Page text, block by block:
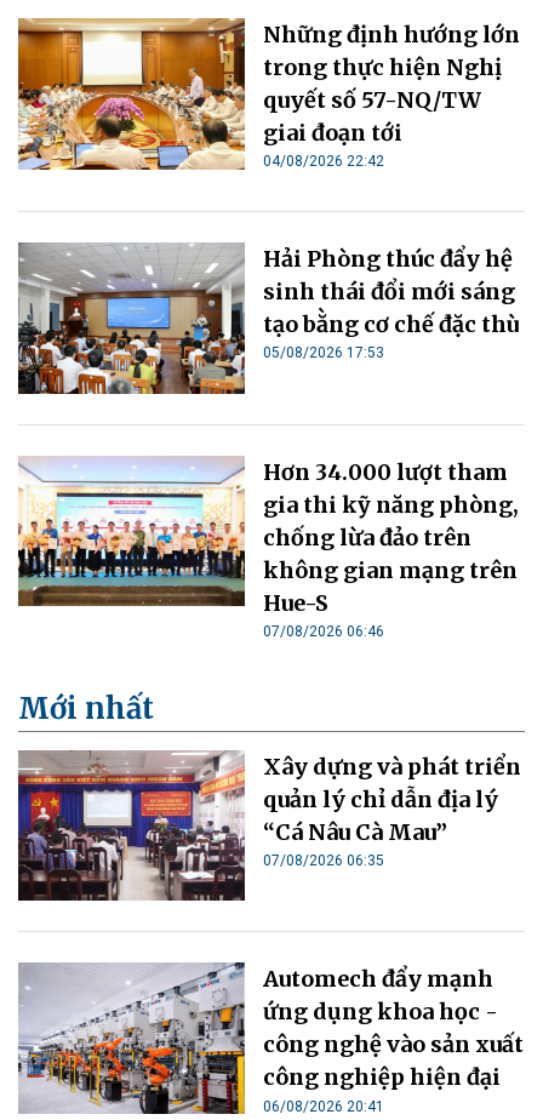
Những định hướng lớn
trong thực hiện Nghị
quyết số 57-NQ/TW
giai đoạn tới
04/08/2026 22:42
Hải Phòng thúc đẩy hệ
sinh thái đổi mới sáng
tạo bằng cơ chế đặc thù
05/08/2026 17:53
Hơn 34.000 lượt tham
gia thi kỹ năng phòng,
chống lừa đảo trên
không gian mạng trên
Hue-S
07/08/2026 06:46
Mới nhất
Xây dựng và phát triển
quản lý chỉ dẫn địa lý
“Cá Nâu Cà Mau”
07/08/2026 06:35
Automech đẩy mạnh
ứng dụng khoa học -
công nghệ vào sản xuất
công nghiệp hiện đại
06/08/2026 20:41